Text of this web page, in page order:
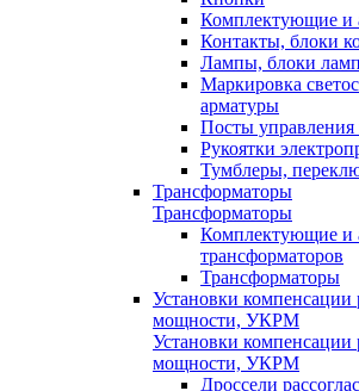
Комплектующие и
Контакты, блоки
Лампы, блоки ламп
Маркировка
арматуры
Посты
Рукоятки
Тумблеры,
Трансформаторы
Трансформаторы
Комплектующие и
трансформаторов
Трансформаторы
Установки компенсации
мощности, УКРМ
Установки компенсации
мощности, УКРМ
Дроссели